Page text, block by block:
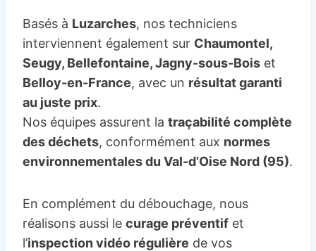
Basés à Luzarches, nos techniciens
interviennent également sur Chaumontel,
Seugy, Bellefontaine, Jagny-sous-Bois et
Belloy-en-France, avec un résultat garanti
au juste prix.
Nos équipes assurent la traçabilité complète
des déchets, conformément aux normes
environnementales du Val-d’Oise Nord (95).
En complément du débouchage, nous
réalisons aussi le curage préventif et
l’inspection vidéo régulière de vos